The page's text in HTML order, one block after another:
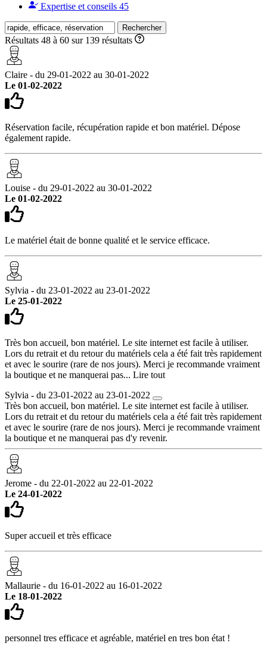
Expertise et conseils 45
Rechercher
Résultats 48 à 60 sur 139 résultats
Claire - du 29-01-2022 au 30-01-2022
Le 01-02-2022
Réservation facile, récupération rapide et bon matériel. Dépose
également rapide.
Louise - du 29-01-2022 au 30-01-2022
Le 01-02-2022
Le matériel était de bonne qualité et le service efficace.
Sylvia - du 23-01-2022 au 23-01-2022
Le 25-01-2022
Très bon accueil, bon matériel. Le site internet est facile à utiliser.
Lors du retrait et du retour du matériels cela a été fait très rapidement
et avec le sourire (rare de nos jours). Merci je recommande vraiment
la boutique et ne manquerai pas... Lire tout
Sylvia - du 23-01-2022 au 23-01-2022
Très bon accueil, bon matériel. Le site internet est facile à utiliser.
Lors du retrait et du retour du matériels cela a été fait très rapidement
et avec le sourire (rare de nos jours). Merci je recommande vraiment
la boutique et ne manquerai pas d'y revenir.
Jerome - du 22-01-2022 au 22-01-2022
Le 24-01-2022
Super accueil et très efficace
Mallaurie - du 16-01-2022 au 16-01-2022
Le 18-01-2022
personnel tres efficace et agréable, matériel en tres bon état !